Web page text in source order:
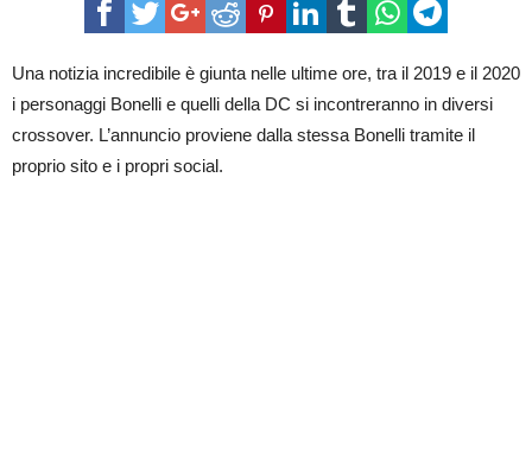
Bonelli:
l’inizio
un
crossover
che
già
fatto
Una notizia incredibile è giunta nelle ultime ore, tra il 2019 e il 2020
i personaggi Bonelli e quelli della DC si incontreranno in diversi
crossover. L’annuncio proviene dalla stessa Bonelli tramite il
proprio sito e i propri social.